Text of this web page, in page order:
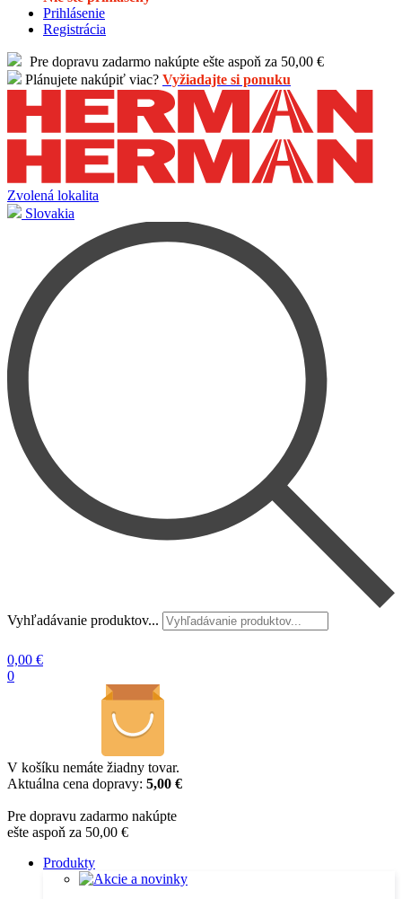
Prihlásenie
Registrácia
Pre dopravu zadarmo nakúpte ešte aspoň za 50,00 €
Plánujete nakúpiť viac? Vyžiadajte si ponuku
Zvolená lokalita
Slovakia
Vyhľadávanie produktov...
0,00 €
0
V košíku nemáte žiadny tovar.
Aktuálna cena dopravy: 5,00 €
Pre dopravu zadarmo nakúpte
ešte aspoň za 50,00 €
Produkty